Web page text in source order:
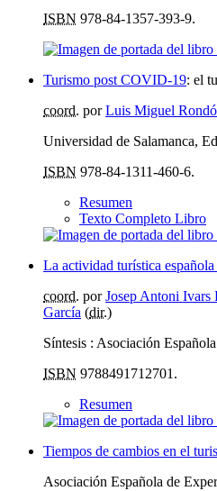
ISBN 978-84-1357-393-9.
Turismo post COVID-19: el
coord. porLuis Miguel
Universidad de Salamanca,
ISBN 978-84-1311-460-6.
Resumen
Texto Completo Libro
La actividad turística
coord. porJosep Antoni Ivars
García (dir.)
Síntesis : Asociación
ISBN 9788491712701.
Resumen
Tiempos de cambios en el
Asociación Española de